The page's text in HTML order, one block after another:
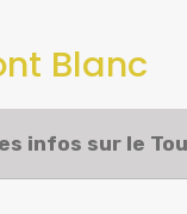
Blanc
infos sur le